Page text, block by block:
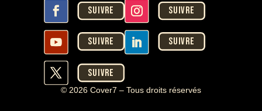
Suivre Suivre
Suivre Suivre
Suivre
© 2026 Cover7 – Tous droits réservés